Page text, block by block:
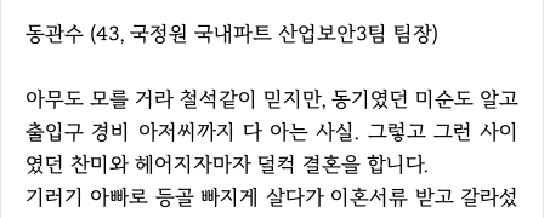
동관수 (43, 국정원 국내파트 산업보안3팀 팀장)
아무도 모를 거라 철석같이 믿지만, 동기였던 미순도 알고
출입구 경비 아저씨까지 다 아는 사실. 그렇고 그런 사이
였던 찬미와 헤어지자마자 덜컥 결혼을 합니다.
기러기 아빠로 등골 빠지게 살다가 이혼서류 받고 갈라섰